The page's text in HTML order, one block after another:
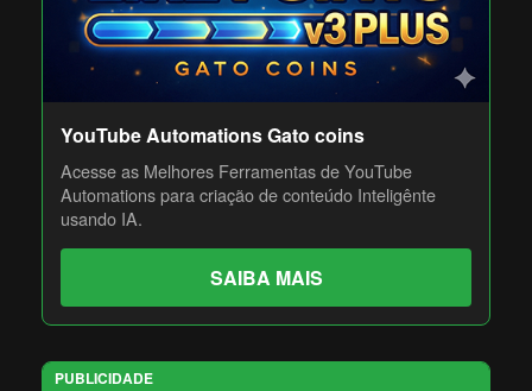
YouTube Automations Gato coins
Acesse as Melhores Ferramentas de YouTube
Automations para criação de conteúdo Inteligênte
usando IA.
SAIBA MAIS
PUBLICIDADE